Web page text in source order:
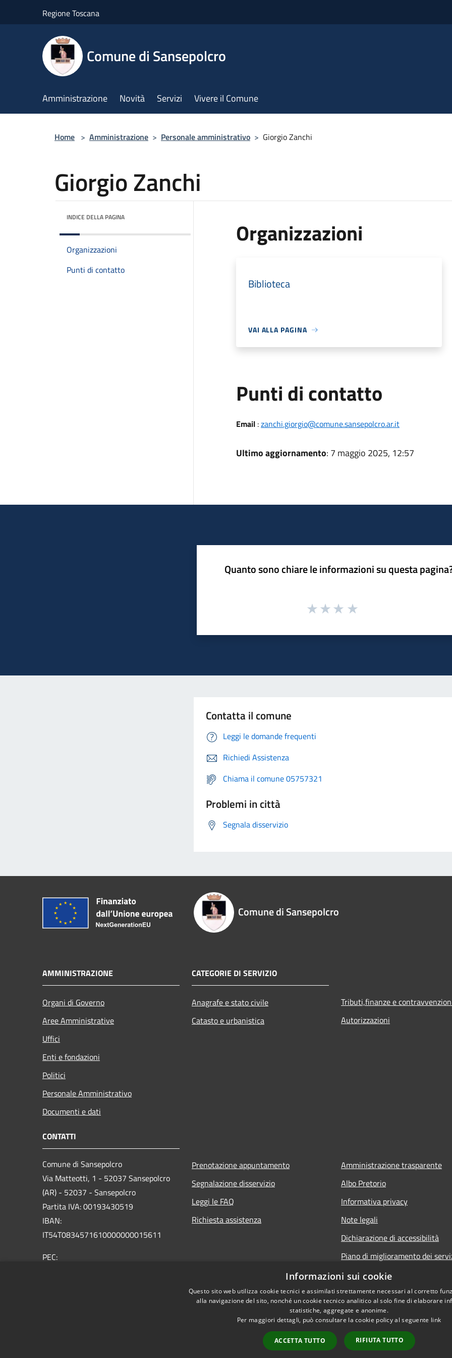
Regione Toscana
Comune di Sansepolcro
Amministrazione Novità Servizi Vivere il Comune
Home > Amministrazione > Personale amministrativo > Giorgio Zanchi
Giorgio Zanchi
INDICE DELLA PAGINA
Organizzazioni
Punti di contatto
Organizzazioni
Biblioteca
VAI ALLA PAGINA
Punti di contatto
Email:zanchi.giorgio@comune.sansepolcro.ar.it
Ultimo aggiornamento: 7 maggio 2025, 12:57
Quanto sono chiare le informazioni su questa
Contatta il comune
Leggi le domande frequenti
Richiedi Assistenza
Chiama il comune 05757321
Problemi in città
Segnala disservizio
Comune di Sansepolcro
AMMINISTRAZIONE
Organi di Governo
Aree Amministrative
Uffici
Enti e fondazioni
Politici
Personale Amministrativo
Documenti e dati
CATEGORIE DI SERVIZIO
Anagrafe e stato civile
Catasto e urbanistica
Tributi,finanze e
Autorizzazioni
CONTATTI
Comune di Sansepolcro
Via Matteotti, 1 - 52037 Sansepolcro
(AR) - 52037 - Sansepolcro
Partita IVA: 00193430519
IBAN:
IT54T0834571610000000015611
PEC:
Prenotazione appuntamento
Segnalazione disservizio
Leggi le FAQ
Richiesta assistenza
Amministrazione trasparente
Albo Pretorio
Informativa privacy
Note legali
Dichiarazione di accessibilità
Piano di miglioramento dei
Copyright © 2026 •
Informazioni sui cookie
Questo sito web utilizza cookie tecnici e assimilati strettamente necessari al corretto
alla navigazione del sito, nonché un cookie tecnico analitico al solo fine di elaborare
statistiche, aggregate e anonime.
Per maggiori dettagli, può consultare la cookie policy al seguente link
ACCETTA TUTTO RIFIUTA TUTTO